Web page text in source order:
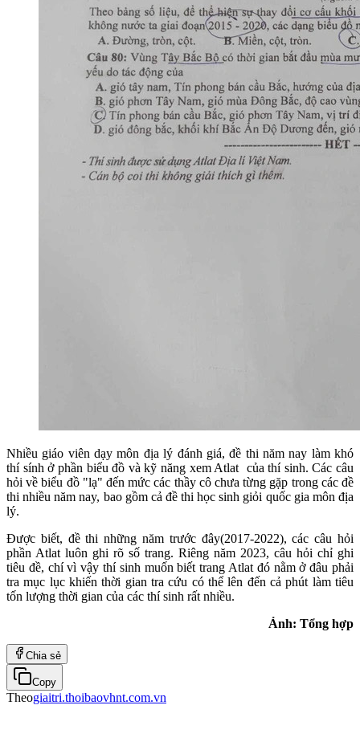
Nhiều giáo viên dạy môn địa lý đánh giá, đề thi năm nay làm khó
thí sính ở phần biểu đồ và kỹ năng xem Atlat của thí sinh. Các câu
hỏi về biểu đồ "lạ" đến mức các thầy cô chưa từng gặp trong các đề
thi nhiều năm nay, bao gồm cả đề thi học sinh giỏi quốc gia môn địa
lý.
Được biết, đề thi những năm trước đây(2017-2022), các câu hỏi
phần Atlat luôn ghi rõ số trang. Riêng năm 2023, câu hỏi chỉ ghi
tiêu đề, chí vì vậy thí sinh muốn biết trang Atlat đó nằm ở đâu phải
tra mục lục khiến thời gian tra cứu có thể lên đến cả phút làm tiêu
tốn lượng thời gian của các thí sinh rất nhiều.
Ảnh: Tổng hợp
Chia sẻ
Copy
Theogiaitri.thoibaovhnt.com.vn